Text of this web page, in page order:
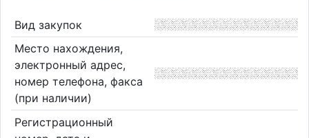
Вид закупок
Место нахождения,
электронный адрес,
номер телефона, факса
(при наличии)
Регистрационный